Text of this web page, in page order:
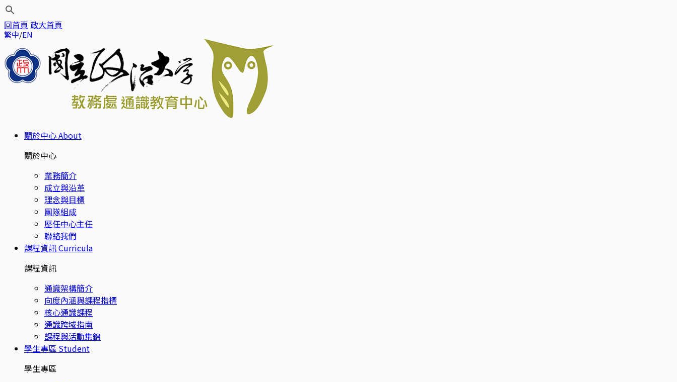
回首頁 政大首頁
繁中 EN
關於中心About
關於中心
業務簡介
成立與沿革
理念與目標
團隊組成
歷任中心主任
聯絡我們
課程資訊Curricula
課程資訊
通識架構簡介
向度內涵與課程指標
核心通識課程
通識跨域指南
課程與活動集錦
學生專區 Student
學生專區